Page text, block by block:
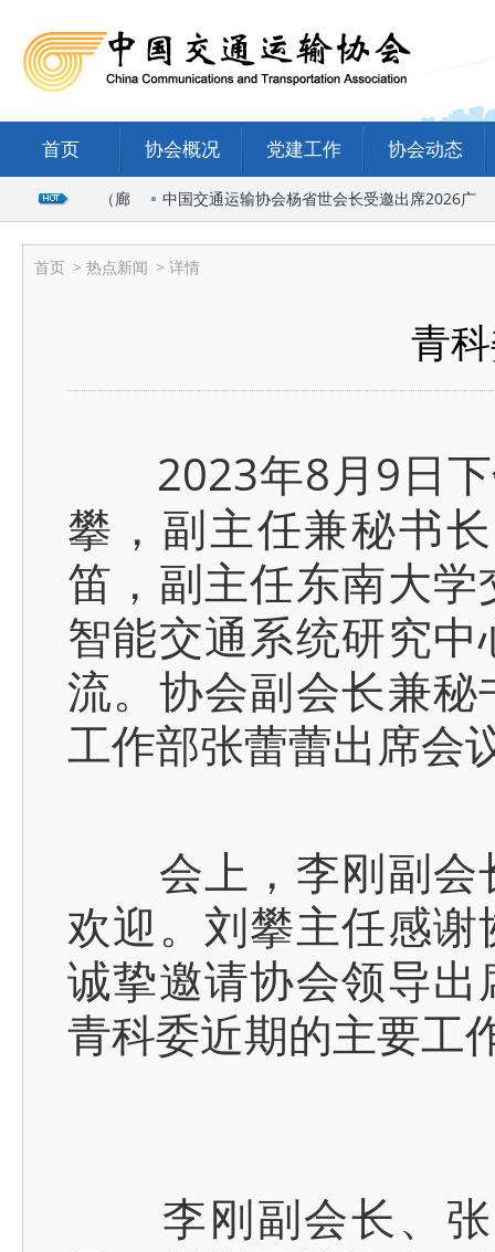
首页 协会概况 党建工作 协会动态
运输学会（廊 中国交通运输协会杨省世会长受邀出席2026广
首页 > 热点新闻 > 详情
青
2023年8月9日下
攀，副主任兼秘书
笛，副主任东南大
智能交通系统研究
流。协会副会长兼
工作部张蕾蕾出席会
会上，李刚副会
欢迎。刘攀主任感
诚挚邀请协会领导
青科委近期的主要工
李刚副会长、张